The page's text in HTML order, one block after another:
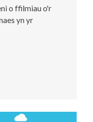
o ffilmiau o'r
yn yr